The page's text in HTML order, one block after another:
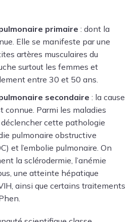
primaire : dont la
Elle se manifeste par une
artères musculaires du
surtout les femmes et
entre 30 et 50 ans.
secondaire : la cause
connue. Parmi les maladies
cette pathologie
pulmonaire obstructive
et l’embolie pulmonaire. On
la sclérodermie, l’anémie
une atteinte hépatique
ainsi que certains traitements